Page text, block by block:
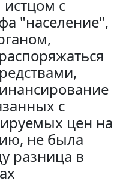
с
"население",
с
цен на
не была
разница в